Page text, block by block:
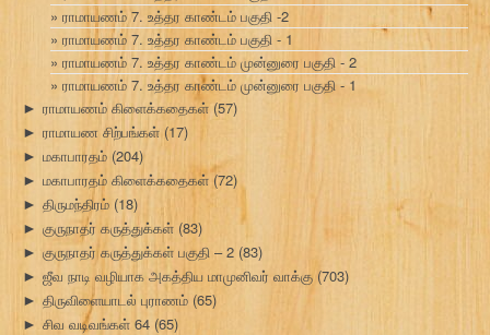
ராமாயணம் 7. உத்தர காண்டம் பகுதி -2
ராமாயணம் 7. உத்தர காண்டம் பகுதி - 1
ராமாயணம் 7. உத்தர காண்டம் முன்னுரை பகுதி - 2
ராமாயணம் 7. உத்தர காண்டம் முன்னுரை பகுதி - 1
► ராமாயணம் கிளைக்கதைகள்(57)
► ராமாயண சிற்பங்கள் (17)
► மகாபாரதம் (204)
► மகாபாரதம் கிளைக்கதைகள்(72)
► திருமந்திரம் (18)
► குருநாதர் கருத்துக்கள் (83)
► குருநாதர் கருத்துக்கள் பகுதி – 2 (83)
► ஜீவ நாடி வழியாக அகத்திய மாமுனிவர் வாக்கு (703)
► திருவிளையாடல் புராணம் (65)
► சிவ வடிவங்கள் 64 (65)